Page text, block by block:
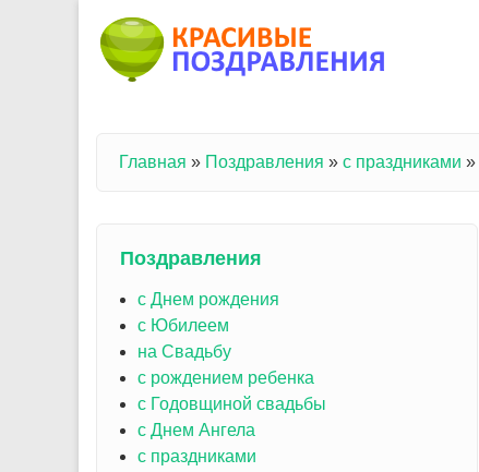
Вы здесь
Главная » Поздравления » с праздниками »
Поздравления
с Днем рождения
с Юбилеем
на Свадьбу
с рождением ребенка
с Годовщиной свадьбы
с Днем Ангела
с праздниками